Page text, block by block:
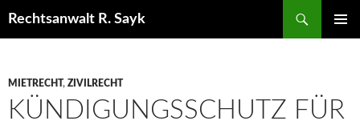
Rechtsanwalt R. Sayk
MIETRECHT, ZIVILRECHT
KÜNDIGUNGSSCHUTZ FÜR